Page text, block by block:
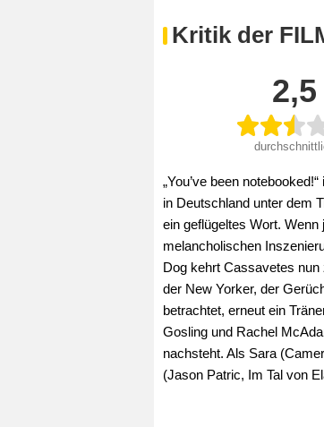
Kritik der
2,5
„You’ve been
in Deutschland unter dem
ein geflügeltes Wort.
melancholischen
Dog kehrt Cassavetes nun
der New Yorker, der
betrachtet, erneut ein
Gosling und Rachel
nachsteht. Als Sara
(Jason Patric, Im Tal von